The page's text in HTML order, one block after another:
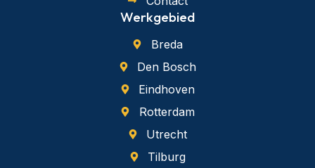
Werkgebied
Breda
Den Bosch
Eindhoven
Rotterdam
Utrecht
Tilburg